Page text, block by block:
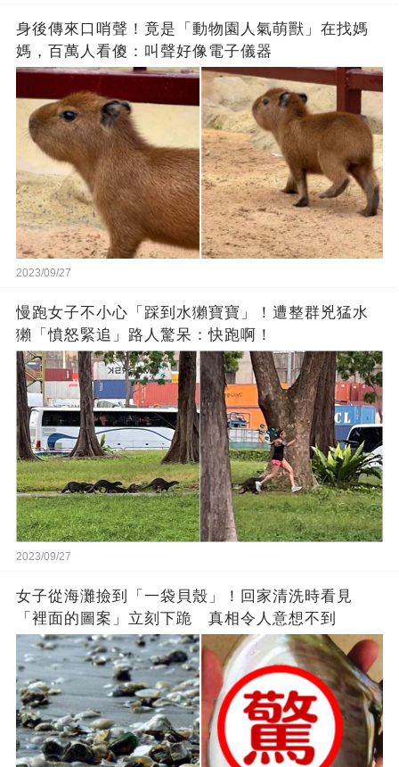
身後傳來口哨聲！竟是「動物園人氣萌獸」在找媽
媽，百萬人看傻：叫聲好像電子儀器
2023/09/27
慢跑女子不小心「踩到水獺寶寶」！遭整群兇猛水
獺「憤怒緊追」路人驚呆：快跑啊！
2023/09/27
女子從海灘撿到「一袋貝殼」！回家清洗時看見
「裡面的圖案」立刻下跪 真相令人意想不到